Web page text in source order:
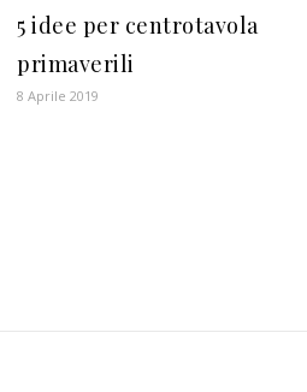
5 idee per centrotavola
primaverili
8 Aprile 2019